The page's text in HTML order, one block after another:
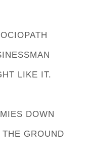
LIKE IT.
DOWN
GROUND